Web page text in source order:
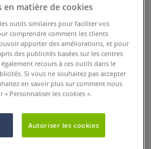
l'alcool Sennelier
en matière de cookies
outils similaires pour faciliter vos
comprendre comment les clients
apporter des améliorations, et pour
des publicités basées sur les centres
recours à ces outils dans le
Si vous ne souhaitez pas accepter
en savoir plus sur comment nous
Personnaliser les cookies ».
Autoriser les cookies